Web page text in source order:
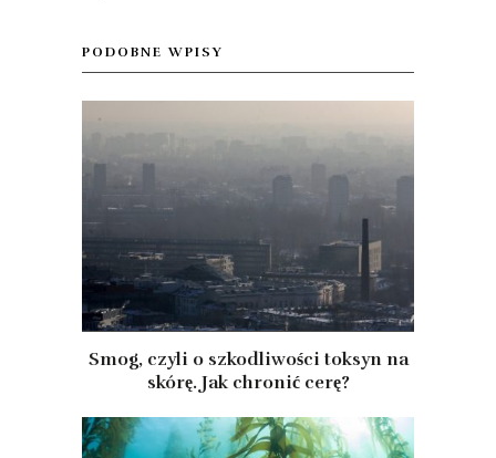
PODOBNE WPISY
Smog, czyli o szkodliwości toksyn na
skórę. Jak chronić cerę?